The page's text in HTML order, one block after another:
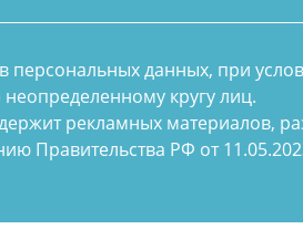
персональных данных, при
кругу лиц.
рекламных материалов,
Правительства РФ от